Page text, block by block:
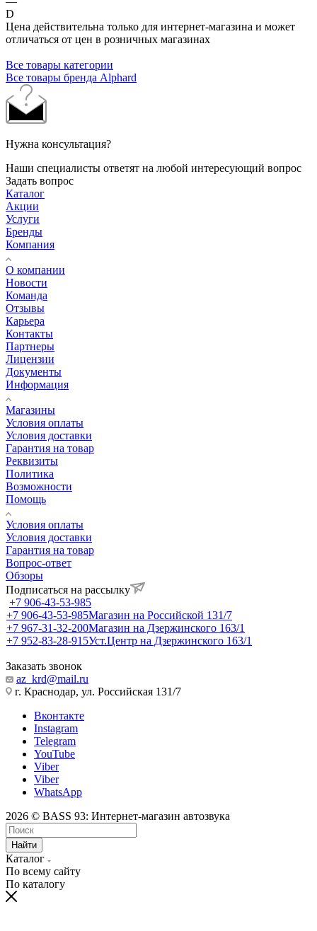
D
Цена действительна только для интернет-магазина и может
отличаться от цен в розничных магазинах
Все товары категории
Все товары бренда Alphard
Нужна консультация?
Наши специалисты ответят на любой интересующий вопрос
Задать вопрос
Каталог
Акции
Услуги
Бренды
Компания
О компании
Новости
Команда
Отзывы
Карьера
Контакты
Партнеры
Лицензии
Документы
Информация
Магазины
Условия оплаты
Условия доставки
Гарантия на товар
Реквизиты
Политика
Возможности
Помощь
Условия оплаты
Условия доставки
Гарантия на товар
Вопрос-ответ
Обзоры
Подписаться на рассылку
+7 906-43-53-985
+7 906-43-53-985Магазин на Российской 131/7
+7 967-31-32-200Магазин на Дзержинского 163/1
+7 952-83-28-915Уст.Центр на Дзержинского 163/1
Заказать звонок
az_krd@mail.ru
г. Краснодар, ул. Российская 131/7
Вконтакте
Instagram
Telegram
YouTube
Viber
Viber
WhatsApp
2026 © BASS 93: Интернет-магазин автозвука
Найти
Каталог
По всему сайту
По каталогу